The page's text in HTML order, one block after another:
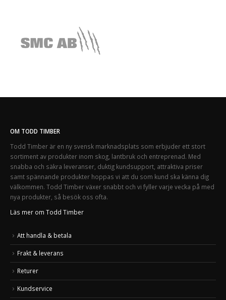
OM TODD TIMBER
Todd Timber är en ny svensk marknadsplats som erbjuder ett stort
sortiment av produkter inom skog, lantbruk och entreprenad. Med
snabba och säkra leveranser, duktig kundsupport, attraktiva priser
samt spännande produkter hoppas vi att du som kund ska känna dig
välkommen. Todd Timber växer snabbt och vi fyller varje vecka på med
nya produkter, så besök oss ofta.
Läs mer om Todd Timber
Att handla & betala
Frakt & leverans
Returer
Kundservice